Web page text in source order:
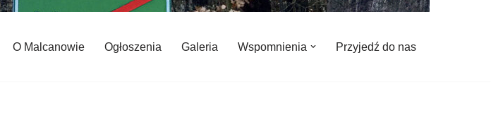
O Malcanowie Ogłoszenia Galeria Wspomnienia Przyjedź do nas